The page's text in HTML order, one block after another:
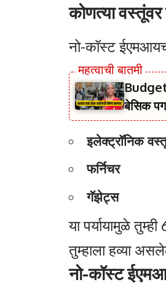
कोणत्या
नो-कॉस्ट
Budget
बेसिक
इलेक्ट्रॉनिक
फर्निचर
गॅझेट्स
या पर्यायामुळे
तुम्हाला हव्या
नो-कॉस्ट